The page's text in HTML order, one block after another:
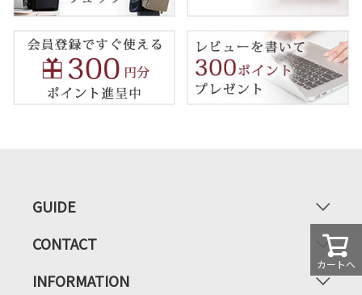
カートへ
GUIDE
CONTACT
INFORMATION